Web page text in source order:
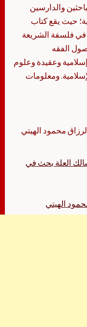
والدارسين
حيث يقع كتاب
فلسفة الشريعة
الفقه
وعقيدة وعلوم
ومعلومات
محمود الهيتي
العلة بحث في
الهيتي